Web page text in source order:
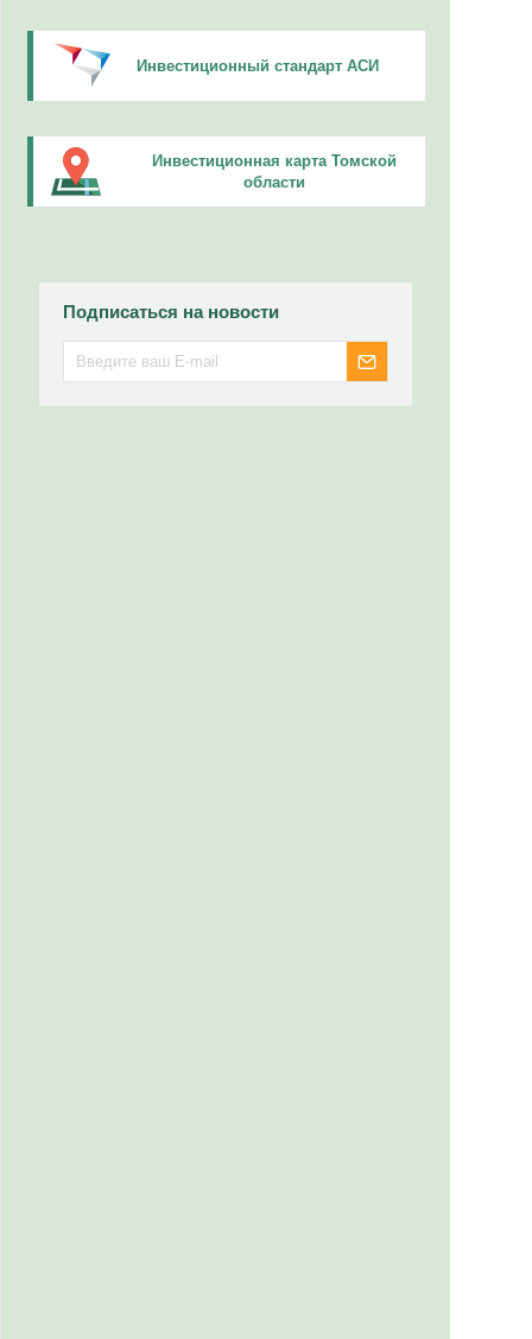
Инвестиционный стандарт АСИ
Инвестиционная карта Томской
области
Подписаться на новости